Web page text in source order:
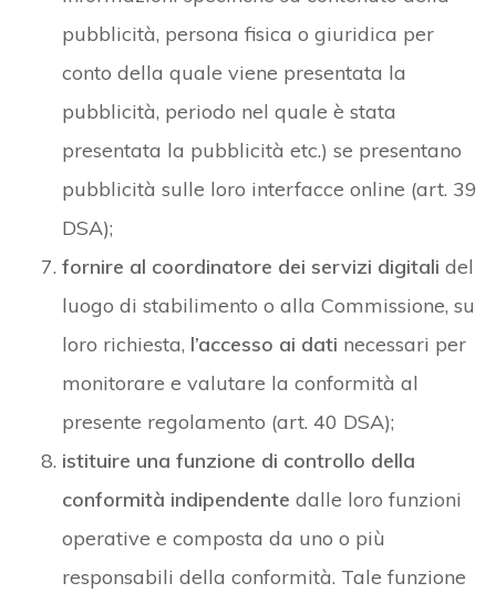
pubblicità, persona fisica o giuridica per
conto della quale viene presentata la
pubblicità, periodo nel quale è stata
presentata la pubblicità etc.) se presentano
pubblicità sulle loro interfacce online (art. 39
DSA);
fornire al coordinatore dei servizi digitali del
luogo di stabilimento o alla Commissione, su
loro richiesta, l’accesso ai dati necessari per
monitorare e valutare la conformità al
presente regolamento (art. 40 DSA);
istituire una funzione di controllo della
conformità indipendente dalle loro funzioni
operative e composta da uno o più
responsabili della conformità. Tale funzione